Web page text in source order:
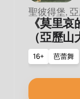
聖彼得堡,
《莫里
（亞歷山
16+ 芭蕾舞